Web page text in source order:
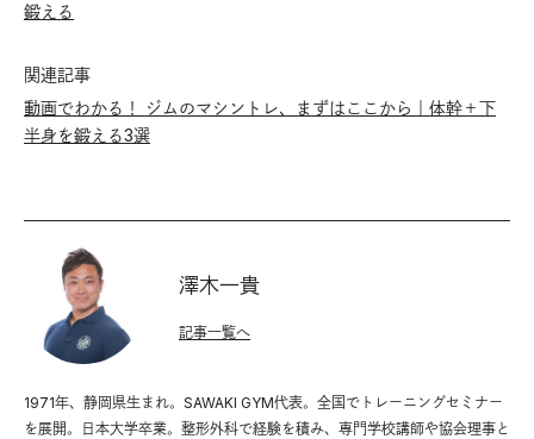
鍛える
関連記事
動画でわかる！ ジムのマシントレ、まずはここから｜体幹＋下
半身を鍛える3選
澤木一貴
1971年、静岡県生まれ。SAWAKI GYM代表。全国でトレーニングセミナー
を展開。日本大学卒業。整形外科で経験を積み、専門学校講師や協会理事と
記事一覧へ